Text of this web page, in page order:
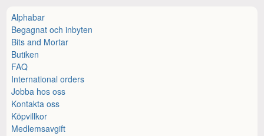
Alphabar
Begagnat och inbyten
Bits and Mortar
Butiken
FAQ
International orders
Jobba hos oss
Kontakta oss
Köpvillkor
Medlemsavgift